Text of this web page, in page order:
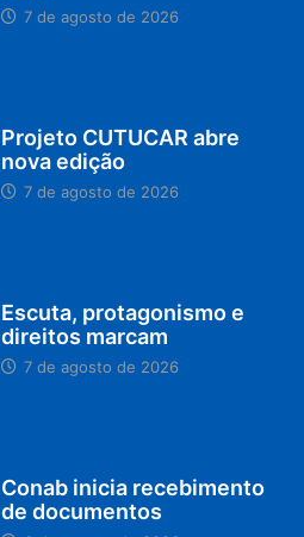
7 de agosto de 2026
Projeto CUTUCAR abre
nova edição
7 de agosto de 2026
Escuta, protagonismo e
direitos marcam
7 de agosto de 2026
Conab inicia recebimento
de documentos